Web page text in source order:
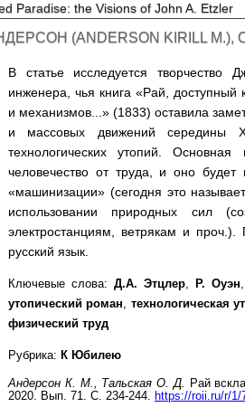
Paradise: the Visions of John A. Etzler
(ANDERSON KIRILL M.),
В статье исследуется творчество
инженера, чья книга «Рай,
и механизмов...» (1833) оставила
и массовых движений середины
технологических утопий.
человечество от труда, и оно
«машинизации» (сегодня это
использовании природных сил
электростанциям, ветрякам и
русский язык.
Ключевые слова: Д.А. Этцлер, Р. Оуэн,
утопический роман, технологическая
физический труд
Рубрика: К Юбилею
Андерсон К. М., Тальская О. Д. Рай
2020. Вып. 71. С. 234-244. https://roii.ru/r/1/